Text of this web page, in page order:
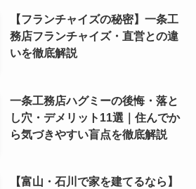
【フランチャイズの秘密】一条工
務店フランチャイズ・直営との違
いを徹底解説
一条工務店ハグミーの後悔・落と
し穴・デメリット11選｜住んでか
ら気づきやすい盲点を徹底解説
【富山・石川で家を建てるなら】